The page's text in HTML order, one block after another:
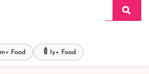
Food 🍼 1y+ Food